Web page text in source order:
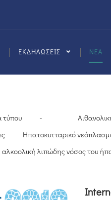
ΕΚΔΗΛΩΣΕΙΣ ΝΕΑ
τύπου -
Ηπατοκυτταρικό
λιπώδης νόσος του